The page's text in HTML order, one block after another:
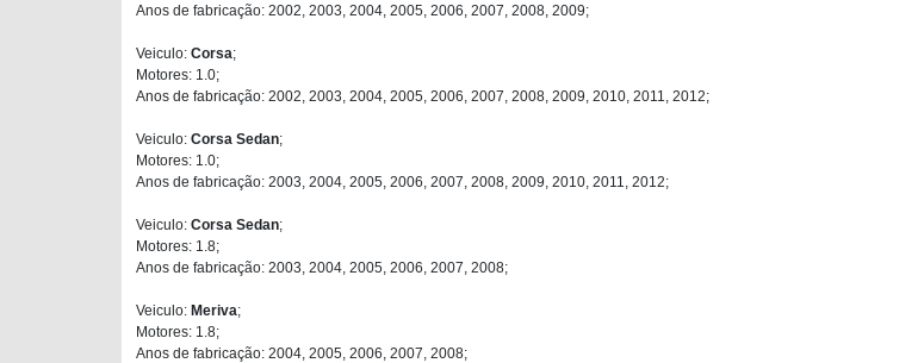
Anos de fabricação: 2002, 2003, 2004, 2005, 2006, 2007, 2008, 2009;
Veiculo: Corsa;
Motores: 1.0;
Anos de fabricação: 2002, 2003, 2004, 2005, 2006, 2007, 2008, 2009, 2010, 2011, 2012;
Veiculo: Corsa Sedan;
Motores: 1.0;
Anos de fabricação: 2003, 2004, 2005, 2006, 2007, 2008, 2009, 2010, 2011, 2012;
Veiculo: Corsa Sedan;
Motores: 1.8;
Anos de fabricação: 2003, 2004, 2005, 2006, 2007, 2008;
Veiculo: Meriva;
Motores: 1.8;
Anos de fabricação: 2004, 2005, 2006, 2007, 2008;